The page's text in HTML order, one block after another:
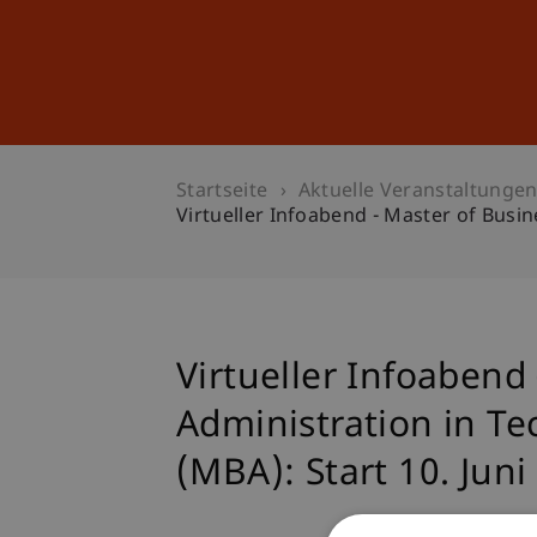
Startseite
Aktuelle Veranstaltungen
Virtueller Infoabend - Master of
Virtueller Infoabend
Administration in
(MBA): Start 10. Juni